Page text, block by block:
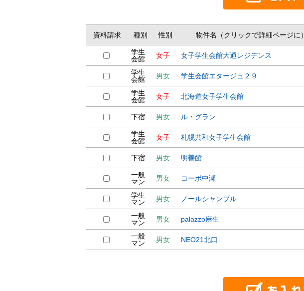
資料請求 種別 性別 物件名（クリックで詳細ページに）
学生
会館
女子 女子学生会館大通レジデンス
学生
会館
男女 学生会館エタージュ２９
学生
会館
女子 北海道女子学生会館
下宿 男女 ル・グラン
学生
会館
女子 札幌共和女子学生会館
下宿 男女 明善館
一般
マン
男女 コーポ中瀬
学生
マン
男女 ノールシャンブル
一般
マン
男女 palazzo麻生
一般
マン
男女 NEO21北口